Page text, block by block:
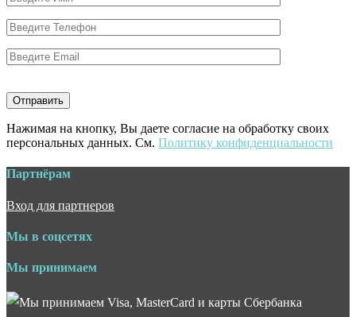
Нажимая на кнопку, Вы даете согласие на обработку своих
персональных данных. См. Политику конфиденциальности
Партнёрам
Вход для партнеров
Мы в соцсетях
Мы принимаем